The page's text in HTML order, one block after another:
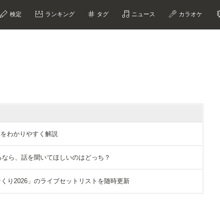
検定 ランキング タグ ニュース カラオケ
わかりやすく解説
ら、話を聞いてほしいのはどっち？
り2026」のライブセットリストを随時更新